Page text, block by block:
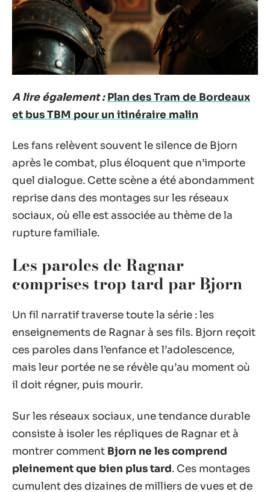
A lire également : Plan des Tram de Bordeaux
et bus TBM pour un itinéraire malin
Les fans relèvent souvent le silence de Bjorn
après le combat, plus éloquent que n’importe
quel dialogue. Cette scène a été abondamment
reprise dans des montages sur les réseaux
sociaux, où elle est associée au thème de la
rupture familiale.
Les paroles de Ragnar
comprises trop tard par Bjorn
Un fil narratif traverse toute la série : les
enseignements de Ragnar à ses fils. Bjorn reçoit
ces paroles dans l’enfance et l’adolescence,
mais leur portée ne se révèle qu’au moment où
il doit régner, puis mourir.
Sur les réseaux sociaux, une tendance durable
consiste à isoler les répliques de Ragnar et à
montrer comment Bjorn ne les comprend
pleinement que bien plus tard. Ces montages
cumulent des dizaines de milliers de vues et de